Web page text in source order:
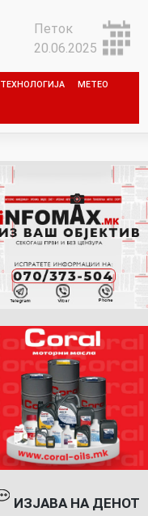
Петок
20.06.2025
ТЕХНОЛОГИЈА МЕТЕО
ИЗЈАВА НА ДЕНОТ